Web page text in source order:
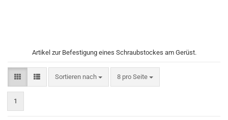
Artikel zur Befestigung eines Schraubstockes am Gerüst.
Sortieren nach
Sortieren nach 8 pro Seite
pro Seite
1